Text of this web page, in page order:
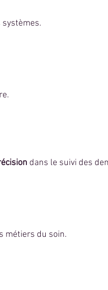
dans le suivi des
métiers du soin.